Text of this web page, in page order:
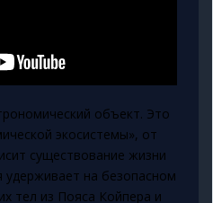
объект. Это
экосистемы», от
существование жизни
удерживает на безопасном
тел из Пояса Койпера и